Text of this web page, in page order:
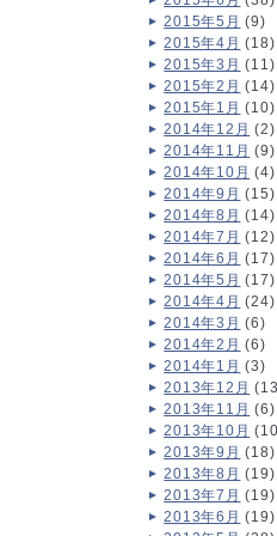
2015年5月 (9)
2015年4月 (18)
2015年3月 (11)
2015年2月 (14)
2015年1月 (10)
2014年12月 (2)
2014年11月 (9)
2014年10月 (4)
2014年9月 (15)
2014年8月 (14)
2014年7月 (12)
2014年6月 (17)
2014年5月 (17)
2014年4月 (24)
2014年3月 (6)
2014年2月 (6)
2014年1月 (3)
2013年12月
2013年11月 (6)
2013年10月
2013年9月 (18)
2013年8月 (19)
2013年7月 (19)
2013年6月 (19)